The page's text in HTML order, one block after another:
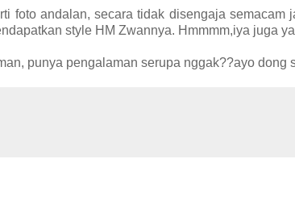
foto andalan, secara tidak disengaja
style HM Zwannya. Hmmmm,iya juga
punya pengalaman serupa nggak??ayo dong